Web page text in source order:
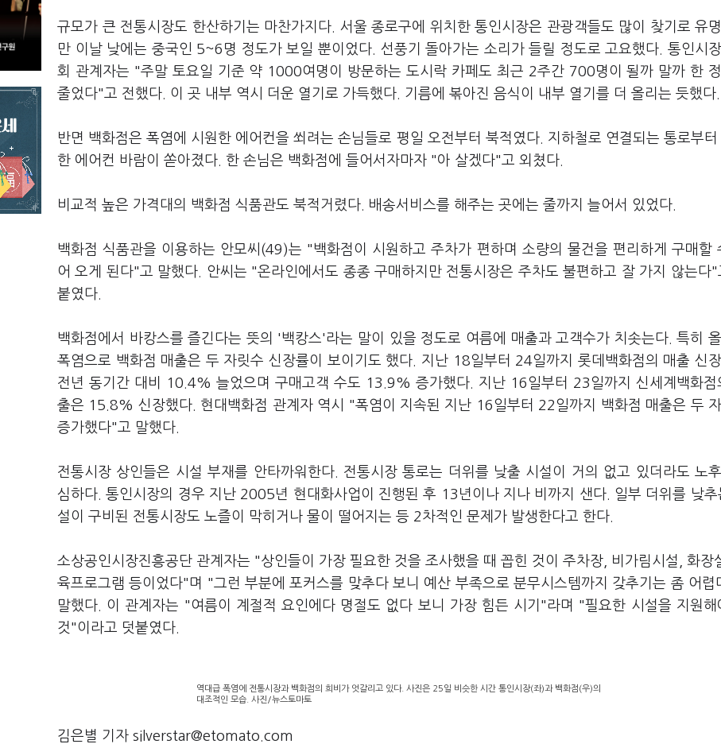
규모가 큰 전통시장도 한산하기는 마찬가지다. 서울 종로구에 위치한 통인시장은 관광객들도 많이 찾기로 유명
만 이날 낮에는 중국인 5~6명 정도가 보일 뿐이었다. 선풍기 돌아가는 소리가 들릴 정도로 고요했다. 통인시
회 관계자는 "주말 토요일 기준 약 1000여명이 방문하는 도시락 카페도 최근 2주간 700명이 될까 말까 한
줄었다"고 전했다. 이 곳 내부 역시 더운 열기로 가득했다. 기름에 볶아진 음식이 내부 열기를 더 올리는 듯했다.
반면 백화점은 폭염에 시원한 에어컨을 쐬려는 손님들로 평일 오전부터 북적였다. 지하철로 연결되는 통로부터
한 에어컨 바람이 쏟아졌다. 한 손님은 백화점에 들어서자마자 "아 살겠다"고 외쳤다.
비교적 높은 가격대의 백화점 식품관도 북적거렸다. 배송서비스를 해주는 곳에는 줄까지 늘어서 있었다.
백화점 식품관을 이용하는 안모씨(49)는 "백화점이 시원하고 주차가 편하며 소량의 물건을 편리하게 구매할
어 오게 된다"고 말했다. 안씨는 "온라인에서도 종종 구매하지만 전통시장은 주차도 불편하고 잘 가지 않는다"
붙였다.
백화점에서 바캉스를 즐긴다는 뜻의 '백캉스'라는 말이 있을 정도로 여름에 매출과 고객수가 치솟는다. 특히
폭염으로 백화점 매출은 두 자릿수 신장률이 보이기도 했다. 지난 18일부터 24일까지 롯데백화점의 매출 신
전년 동기간 대비 10.4% 늘었으며 구매고객 수도 13.9% 증가했다. 지난 16일부터 23일까지 신세계백화점
출은 15.8% 신장했다. 현대백화점 관계자 역시 "폭염이 지속된 지난 16일부터 22일까지 백화점 매출은 두
증가했다"고 말했다.
전통시장 상인들은 시설 부재를 안타까워한다. 전통시장 통로는 더위를 낮출 시설이 거의 없고 있더라도 노
심하다. 통인시장의 경우 지난 2005년 현대화사업이 진행된 후 13년이나 지나 비까지 샌다. 일부 더위를 낮추
설이 구비된 전통시장도 노즐이 막히거나 물이 떨어지는 등 2차적인 문제가 발생한다고 한다.
소상공인시장진흥공단 관계자는 "상인들이 가장 필요한 것을 조사했을 때 꼽힌 것이 주차장, 비가림시설, 화장
육프로그램 등이었다"며 "그런 부분에 포커스를 맞추다 보니 예산 부족으로 분무시스템까지 갖추기는 좀 어렵
말했다. 이 관계자는 "여름이 계절적 요인에다 명절도 없다 보니 가장 힘든 시기"라며 "필요한 시설을 지원해
것"이라고 덧붙였다.
역대급 폭염에 전통시장과 백화점의 희비가 엇갈리고 있다. 사진은 25일 비슷한 시간 통인시장(좌)과 백화점(우)의
대조적인 모습. 사진/뉴스토마토
김은별 기자 silverstar@etomato.com